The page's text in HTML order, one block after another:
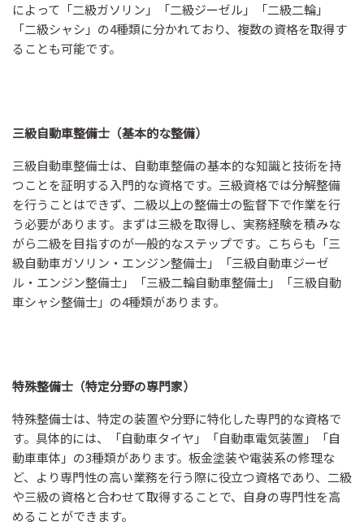
によって「二級ガソリン」「二級ジーゼル」「二級二輪」
「二級シャシ」の4種類に分かれており、複数の資格を取得す
ることも可能です。
三級自動車整備士（基本的な整備）
三級自動車整備士は、自動車整備の基本的な知識と技術を持
つことを証明する入門的な資格です。三級資格では分解整備
を行うことはできず、二級以上の整備士の監督下で作業を行
う必要があります。まずは三級を取得し、実務経験を積みな
がら二級を目指すのが一般的なステップです。こちらも「三
級自動車ガソリン・エンジン整備士」「三級自動車ジーゼ
ル・エンジン整備士」「三級二輪自動車整備士」「三級自動
車シャシ整備士」の4種類があります。
特殊整備士（特定分野の専門家）
特殊整備士は、特定の装置や分野に特化した専門的な資格で
す。具体的には、「自動車タイヤ」「自動車電気装置」「自
動車車体」の3種類があります。板金塗装や電装系の修理な
ど、より専門性の高い業務を行う際に役立つ資格であり、二級
や三級の資格と合わせて取得することで、自身の専門性を高
めることができます。